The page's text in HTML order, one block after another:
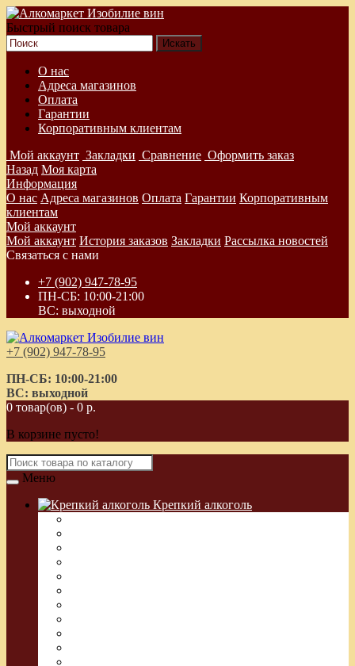
Быстрый поиск товара
О нас
Адреса магазинов
Оплата
Гарантии
Корпоративным клиентам
Мой аккаунт Закладки Сравнение Оформить заказ
Назад Моя карта
Информация
О нас Адреса магазинов Оплата Гарантии Корпоративным
клиентам
Мой аккаунт
Мой аккаунт История заказов Закладки Рассылка новостей
Связаться с нами
+7 (902) 947-78-95
ПН-СБ: 10:00-21:00
ВС: выходной
+7 (902) 947-78-95
ПН-СБ: 10:00-21:00
ВС: выходной
0 товар(ов) - 0 р.
В корзине пусто!
Меню
Крепкий алкоголь